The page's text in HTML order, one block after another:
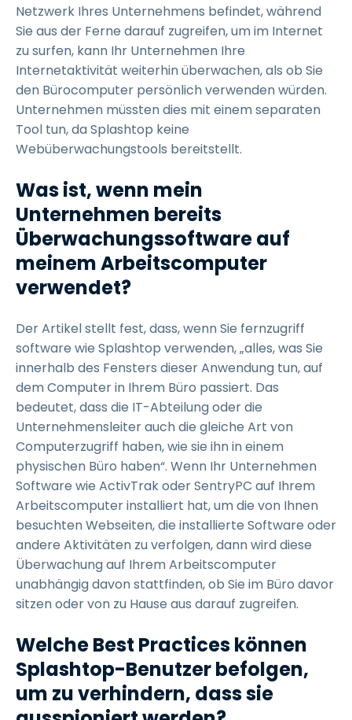
Netzwerk Ihres Unternehmens befindet, während
Sie aus der Ferne darauf zugreifen, um im Internet
zu surfen, kann Ihr Unternehmen Ihre
Internetaktivität weiterhin überwachen, als ob Sie
den Bürocomputer persönlich verwenden würden.
Unternehmen müssten dies mit einem separaten
Tool tun, da Splashtop keine
Webüberwachungstools bereitstellt.
Was ist, wenn mein
Unternehmen bereits
Überwachungssoftware auf
meinem Arbeitscomputer
verwendet?
Der Artikel stellt fest, dass, wenn Sie fernzugriff
software wie Splashtop verwenden, „alles, was Sie
innerhalb des Fensters dieser Anwendung tun, auf
dem Computer in Ihrem Büro passiert. Das
bedeutet, dass die IT-Abteilung oder die
Unternehmensleiter auch die gleiche Art von
Computerzugriff haben, wie sie ihn in einem
physischen Büro haben“. Wenn Ihr Unternehmen
Software wie ActivTrak oder SentryPC auf Ihrem
Arbeitscomputer installiert hat, um die von Ihnen
besuchten Webseiten, die installierte Software oder
andere Aktivitäten zu verfolgen, dann wird diese
Überwachung auf Ihrem Arbeitscomputer
unabhängig davon stattfinden, ob Sie im Büro davor
sitzen oder von zu Hause aus darauf zugreifen.
Welche Best Practices können
Splashtop-Benutzer befolgen,
um zu verhindern, dass sie